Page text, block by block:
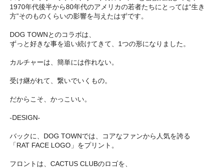
1970年代後半から80年代のアメリカの若者たちにとっては“生き
方”そのものくらいの影響を与えたはずです。
DOG TOWNとのコラボは、
ずっと好きな事を追い続けてきて、1つの形になりました。
カルチャーは、簡単には作れない。
受け継がれて、繋いでいくもの。
だからこそ、かっこいい。
-DESIGN-
バックに、DOG TOWNでは、コアなファンから人気を誇る
「RAT FACE LOGO」をプリント。
フロントは、CACTUS CLUBのロゴを、